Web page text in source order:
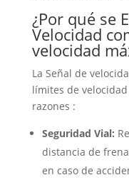
¿Por qué se
Velocidad
velocidad
La Señal de
límites de
razones :
Seguridad Vial:
distancia de
en caso de